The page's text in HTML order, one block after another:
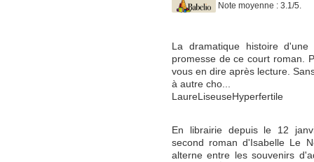
Note moyenne : 3.1/5.
La dramatique histoire
promesse de ce court roman.
vous en dire après lecture.
à autre cho...
LaureLiseuseHyperfertile
En librairie depuis le 12
second roman d'Isabelle Le
alterne entre les souvenirs